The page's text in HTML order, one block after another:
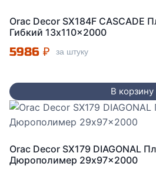
Orac Decor SX184F CASCADE
Гибкий 13x110x2000
5986 ₽ за штуку
В корзину
Orac Decor SX179 DIAGONAL
Дюрополимер 29x97x2000